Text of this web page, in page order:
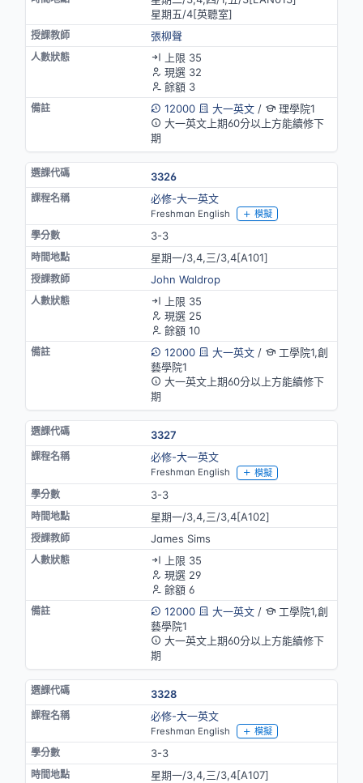
星期五/4[英聽室]
張柳聲
上限 35
現選 32
餘額 3
12000
大一英文/
理學院1
大一英文上期60分以上方能續修下
期
3326
必修-大一英文
Freshman English 模擬
3-3
星期一/3,4,三/3,4[A101]
John Waldrop
上限 35
現選 25
餘額 10
12000
大一英文/
工學院1,創
藝學院1
大一英文上期60分以上方能續修下
期
3327
必修-大一英文
Freshman English 模擬
3-3
星期一/3,4,三/3,4[A102]
James Sims
上限 35
現選 29
餘額 6
12000
大一英文/
工學院1,創
藝學院1
大一英文上期60分以上方能續修下
期
3328
必修-大一英文
Freshman English 模擬
3-3
星期一/3,4,三/3,4[A107]